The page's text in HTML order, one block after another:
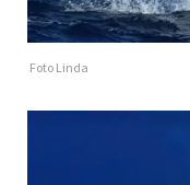
Foto Linda